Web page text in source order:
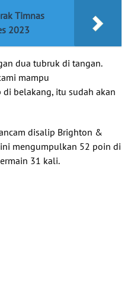
Timnas
2023
dua tubruk di tangan.
mampu
belakang, itu sudah akan
disalip Brighton &
mengumpulkan 52 poin di
31 kali.